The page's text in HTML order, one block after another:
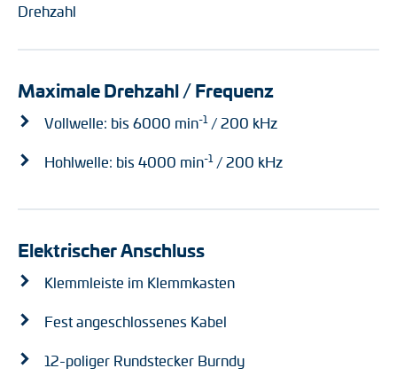
Drehzahl
Maximale Drehzahl / Frequenz
Vollwelle: bis 6000 min-1/ 200 kHz
Hohlwelle: bis 4000 min-1/ 200 kHz
Elektrischer Anschluss
Klemmleiste im Klemmkasten
Fest angeschlossenes Kabel
12-poliger Rundstecker Burndy